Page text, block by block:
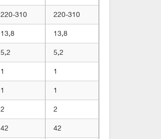
220-310 220-310
13,8 13,8
5,2 5,2
1 1
1 1
2 2
42 42